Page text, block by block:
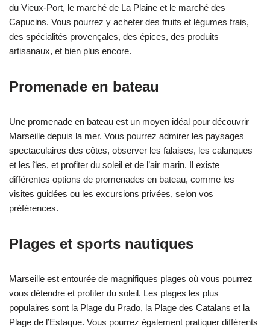
du Vieux-Port, le marché de La Plaine et le marché des
Capucins. Vous pourrez y acheter des fruits et légumes frais,
des spécialités provençales, des épices, des produits
artisanaux, et bien plus encore.
Promenade en bateau
Une promenade en bateau est un moyen idéal pour découvrir
Marseille depuis la mer. Vous pourrez admirer les paysages
spectaculaires des côtes, observer les falaises, les calanques
et les îles, et profiter du soleil et de l’air marin. Il existe
différentes options de promenades en bateau, comme les
visites guidées ou les excursions privées, selon vos
préférences.
Plages et sports nautiques
Marseille est entourée de magnifiques plages où vous pourrez
vous détendre et profiter du soleil. Les plages les plus
populaires sont la Plage du Prado, la Plage des Catalans et la
Plage de l’Estaque. Vous pourrez également pratiquer différents